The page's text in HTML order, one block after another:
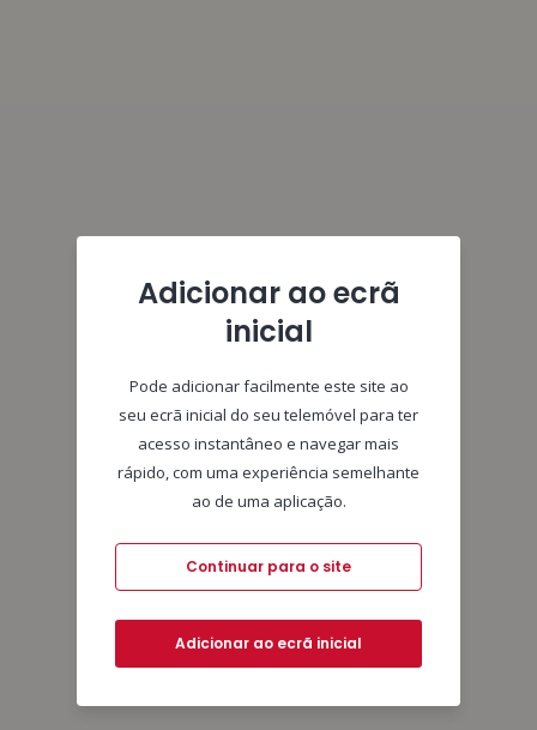
Adicionar ao ecrã
inicial
Pode adicionar facilmente este site ao
seu ecrã inicial do seu telemóvel para ter
acesso instantâneo e navegar mais
rápido, com uma experiência semelhante
ao de uma aplicação.
Continuar para o site
Adicionar ao ecrã inicial